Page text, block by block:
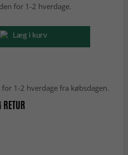
for 1-2 hverdage.
Læg i kurv
1-2 hverdage fra købsdagen.